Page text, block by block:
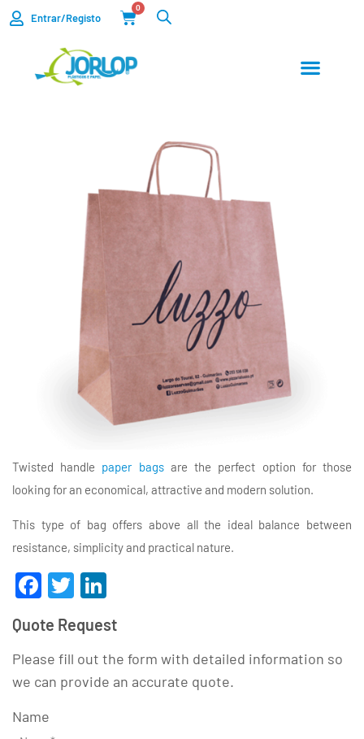
Entrar/Registo
0
Twisted handle paper bagsare the perfect option for those
looking for an economical, attractive and modern solution.
This type of bag offers above all the ideal balance between
resistance, simplicity and practical nature.
Facebook
Twitter
Quote Request
Please fill out the form with detailed information so
we can provide an accurate quote.
Name